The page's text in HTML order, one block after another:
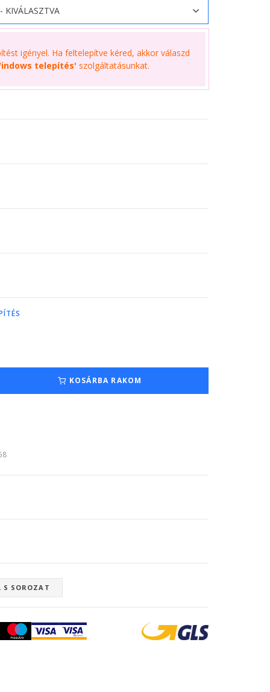
igényel. Ha feltelepítve kéred, akkor válaszd
telepítés' szolgáltatásunkat.
KOSÁRBA RAKOM
S SOROZAT